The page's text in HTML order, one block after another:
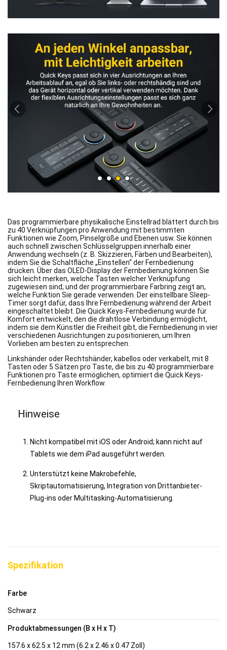
Das programmierbare physikalische Einstellrad blättert durch bis
zu 40 Verknüpfungen pro Anwendung mit bestimmten
Funktionen wie Zoom, Pinselgröße und Ebenen usw. Sie können
auch schnell zwischen Schlüsselgruppen innerhalb einer
Anwendung wechseln (z. B. Skizzieren, Färben und Bearbeiten),
indem Sie die Schaltfläche „Einstellen“ der Fernbedienung
drücken. Über das OLED-Display der Fernbedienung können Sie
sich leicht merken, welche Tasten welcher Verknüpfung
zugewiesen sind, und der programmierbare Farbring zeigt an,
welche Funktion Sie gerade verwenden. Der einstellbare Sleep-
Timer sorgt dafür, dass Ihre Fernbedienung während der Arbeit
eingeschaltet bleibt. Die Quick Keys-Fernbedienung wurde für
Komfort entwickelt, den die drahtlose Verbindung ermöglicht,
indem sie dem Künstler die Freiheit gibt, die Fernbedienung in vier
verschiedenen Ausrichtungen zu positionieren, um Ihren
Vorlieben am besten zu entsprechen.
Linkshänder oder Rechtshänder, kabellos oder verkabelt, mit 8
Tasten oder 5 Sätzen pro Taste, die bis zu 40 programmierbare
Funktionen pro Taste ermöglichen, optimiert die Quick Keys-
Fernbedienung Ihren Workflow.
Hinweise
Nicht kompatibel mit iOS oder Android; kann nicht auf
Tablets wie dem iPad ausgeführt werden.
Unterstützt keine Makrobefehle,
Skriptautomatisierung, Integration von Drittanbieter-
Plug-ins oder Multitasking-Automatisierung.
Spezifikation
Farbe
Schwarz
Produktabmessungen (B x H x T)
157.6 x 62.5 x 12 mm (6.2 x 2.46 x 0.47 Zoll)